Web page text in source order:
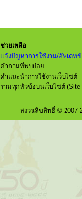
ช่วยเหลือ
แจ้งปัญหาการใช้งาน/อัพเดท
คำถามที่พบบ่อย
คำแนะนำการใช้งานเว็บไซต์
รวมทุกหัวข้อบนเว็บไซต์ (Site
สงวนลิขสิทธิ์ © 2007-